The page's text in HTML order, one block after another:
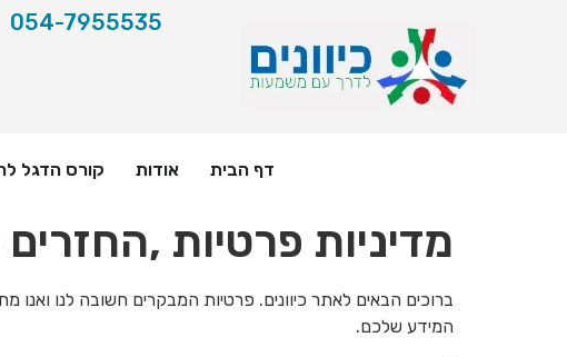
054-7955535
דף הבית אודות קורס הדגל
מדיניות פרטיות
ברוכים הבאים לאתר כיוונים. פרטיות המבקרים חשובה לנו
המידע שלכם.